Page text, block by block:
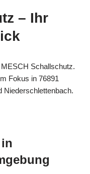
– Ihr
Schallschutz.
Fokus in 76891
Niederschlettenbach.